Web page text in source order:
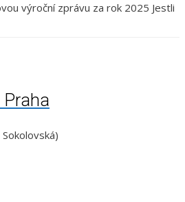
výroční zprávu za rok 2025 Jestli
Praha